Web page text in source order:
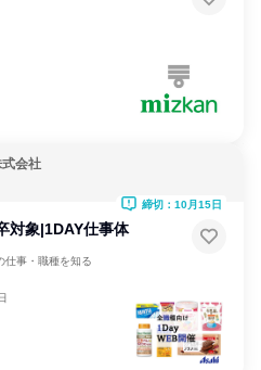
会社
対象|1DAY仕事体
仕事・職種を知る
締切：10月15日